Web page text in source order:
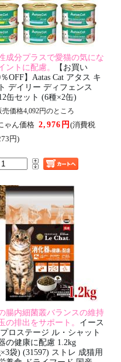
成分プラスで愛猫の気にな
ントに配慮。
【お買い
OFF】Aatas Cat アタス キ
デイリー ディフェンス
缶セット (6種×2缶)
売価格4,092円のところ
ゃん価格 2,976円(消費税
円)
腸内細菌叢バランスの維持
の排出をサポート。 イース
ロステージ ル・シャット
の健康に配慮 1.2kg
袋) (31597) ストレ 成猫用